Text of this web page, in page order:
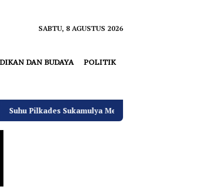
SABTU, 8 AGUSTUS 2026
DAN BUDAYA POLITIK
Memanas, 2000 Warga Rencana Gelar Aksi Demo